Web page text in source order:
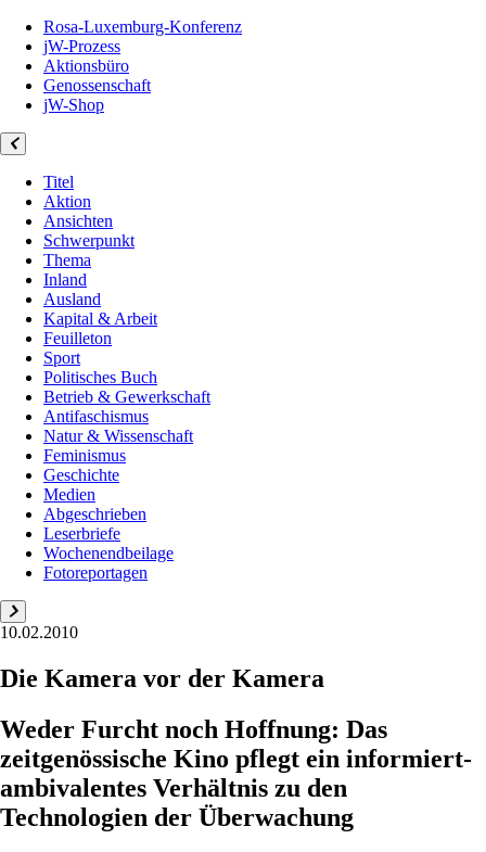
Rosa-Luxemburg-Konferenz
jW-Prozess
Aktionsbüro
Genossenschaft
jW-Shop
Titel
Aktion
Ansichten
Schwerpunkt
Thema
Inland
Ausland
Kapital & Arbeit
Feuilleton
Sport
Politisches Buch
Betrieb & Gewerkschaft
Antifaschismus
Natur & Wissenschaft
Feminismus
Geschichte
Medien
Abgeschrieben
Leserbriefe
Wochenendbeilage
Fotoreportagen
10.02.2010
Die Kamera vor der Kamera
Weder Furcht noch Hoffnung: Das
zeitgenössische Kino pflegt ein informiert-
ambivalentes Verhältnis zu den
Technologien der Überwachung